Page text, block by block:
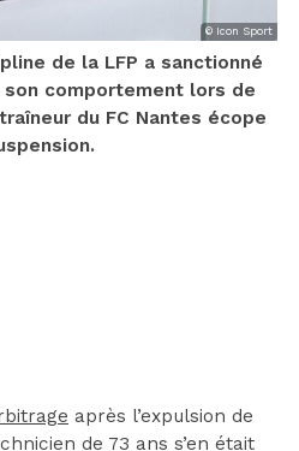
© Icon Sport
de la LFP a sanctionné
son comportement lors de
du FC Nantes écope
après l’expulsion de
de 73 ans s’en était